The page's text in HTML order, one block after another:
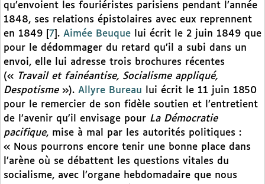
qu’envoient les fouriéristes parisiens pendant l’année
1848, ses relations épistolaires avec eux reprennent
en 1849
7 . Aimée Beuque lui écrit le 2 juin 1849 que
pour le dédommager du retard qu’il a subi dans un
envoi, elle lui adresse trois brochures récentes
(« Travail et fainéantise, Socialisme appliqué,
Despotisme»). Allyre Bureau lui écrit le 11 juin 1850
pour le remercier de son fidèle soutien et l’entretient
de l’avenir qu’il envisage pour La Démocratie
pacifique, mise à mal par les autorités politiques :
« Nous pourrons encore tenir une bonne place dans
l’arène où se débattent les questions vitales du
socialisme, avec l’organe hebdomadaire que nous